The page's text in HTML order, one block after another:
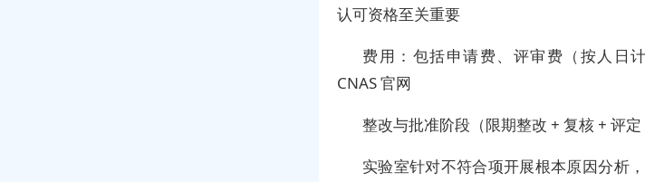
认可资格至关重要
费用：包括申请费、评审费（按人日
CNAS 官网
整改与批准阶段（限期整改 + 复核 + 评定
实验室针对不符合项开展根本原因分析